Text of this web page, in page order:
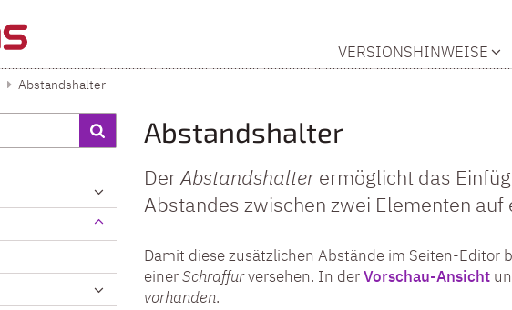
VERSIONSHINWEISE
Abstandshalter
Abstandshalter
DerAbstandshalterermöglicht das
Abstandes zwischen zwei Elementen auf
Damit diese zusätzlichen Abstände im Seiten-Editor
einerSchraffurversehen. In derVorschau-Ansicht
vorhanden.